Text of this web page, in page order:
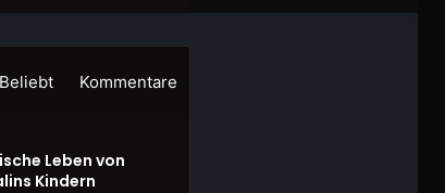
Artikel
Beliebt Kommentare
Leben von
Kindern